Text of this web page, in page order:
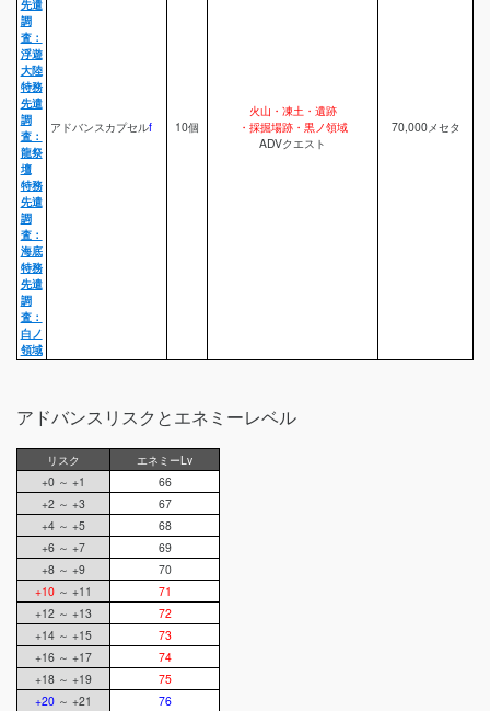
先遣
調
査：
浮遊
大陸
特務
先遣
調
査：
龍祭
壇
特務
先遣
調
査：
海底
特務
先遣
調
査：
白ノ
領域
アドバンスカプセルf 10個
火山・凍土・遺跡
・採掘場跡・黒ノ領域
ADVクエスト
70,000メセタ
アドバンスリスクとエネミーレベル
リスク
エネミーLv
+0 ～ +1
66
+2 ～ +3
67
+4 ～ +5
68
+6 ～ +7
69
+8 ～ +9
70
+10 ～ +11
71
+12 ～ +13
72
+14 ～ +15
73
+16 ～ +17
74
+18 ～ +19
75
+20 ～ +21
76